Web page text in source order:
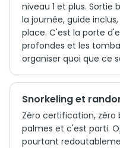
niveau 1 et plus.
la journée, guide
place. C'est la porte
profondes et les
organiser quoi que ce
Snorkeling et
Zéro certification, zéro
palmes et c'est parti.
pourtant